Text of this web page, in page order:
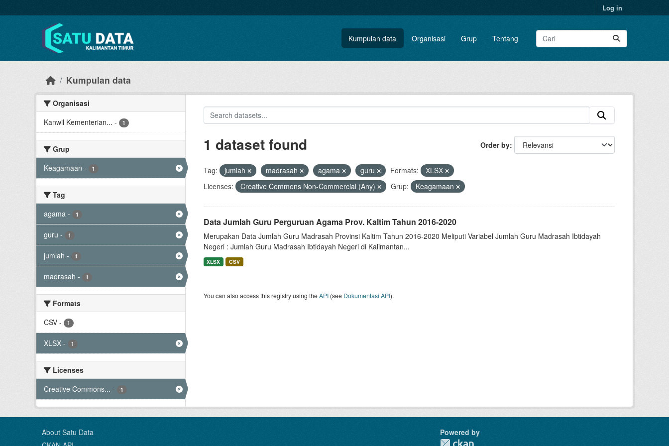
Log in
Kumpulan data Organisasi Grup Tentang
Kumpulan data
Organisasi
Kanwil Kementerian... - 1
Grup
Keagamaan - 1
Tag
agama - 1
guru - 1
jumlah - 1
madrasah - 1
Formats
CSV - 1
XLSX - 1
Licenses
Creative Commons... - 1
Order by
1 dataset found
Tag: jumlah madrasah agama guru Formats:
XLSX
Licenses:
Creative Commons Non-Commercial (Any) Grup: Keagamaan
Data Jumlah Guru Perguruan Agama Prov. Kaltim Tahun 2016-2020
Merupakan Data Jumlah Guru Madrasah Provinsi Kaltim Tahun 2016-2020 Meliputi Variabel Jumlah Guru Madrasah Ibtidayah
Negeri : Jumlah Guru Madrasah Ibtidayah Negeri di Kalimantan...
XLSX CSV
You can also access this registry using theAPI(see Dokumentasi API).
About Satu Data
Powered by